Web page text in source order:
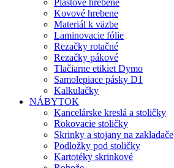
Plastové hrebene
Kovové hrebene
Materiál k väzbe
Laminovacie fólie
Rezačky rotačné
Rezačky pákové
Tlačiarne etikiet Dymo
Samolepiace pásky D1
Kalkulačky
NÁBYTOK
Kancelárske kreslá a stoličky
Rokovacie stoličky
Skrinky a stojany na zakladače
Podložky pod stoličky
Kartotéky skrinkové